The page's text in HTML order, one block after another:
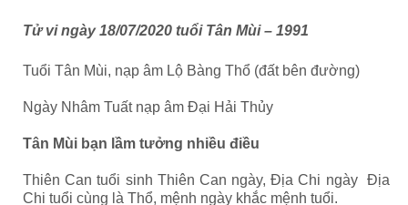
Tử vi ngày 18/07/2020 tuổi Tân Mùi – 1991
Tuổi Tân Mùi, nạp âm Lộ Bàng Thổ (đất bên đường)
Ngày Nhâm Tuất nạp âm Đại Hải Thủy
Tân Mùi bạn lầm tưởng nhiều điều
Thiên Can tuổi sinh Thiên Can ngày, Địa Chi ngày Địa
Chi tuổi cùng là Thổ, mệnh ngày khắc mệnh tuổi.